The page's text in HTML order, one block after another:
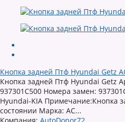
Кнопка задней Птф Hyundai Getz
Кнопка задней Птф Hyundai Getz
937301C500 Номера замен:
Hyundai-KIA Примечание:Кнопка
состоянии Марка: AC...
Компания: AutoDonor72